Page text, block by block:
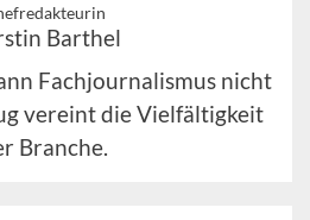
Barthel
Fachjournalismus nicht
vereint die Vielfältigkeit
Branche.